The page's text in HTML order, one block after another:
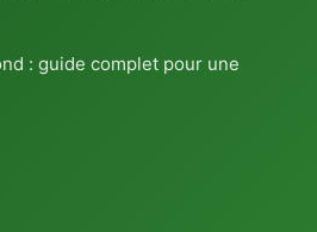
: guide complet pour une